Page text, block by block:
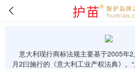
意大利现行商标法规主要基于2005年
月2曰施行的《意大利工业产权法典》。